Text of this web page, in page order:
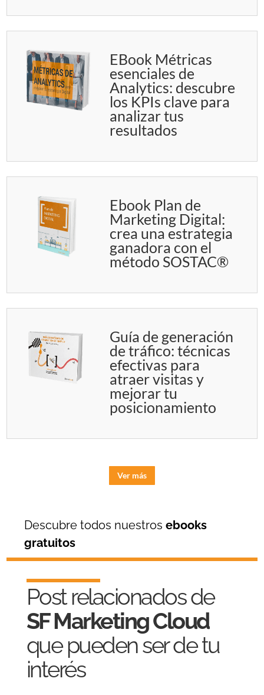
EBook Métricas
esenciales de
Analytics: descubre
los KPIs clave para
analizar tus
resultados
Ebook Plan de
Marketing Digital:
crea una estrategia
ganadora con el
método SOSTAC®
Guía de generación
de tráfico: técnicas
efectivas para
atraer visitas y
mejorar tu
posicionamiento
Ver más
Descubre todos nuestrosebooks
gratuitos
Post relacionados de
SF Marketing Cloud
que pueden ser de tu
interés